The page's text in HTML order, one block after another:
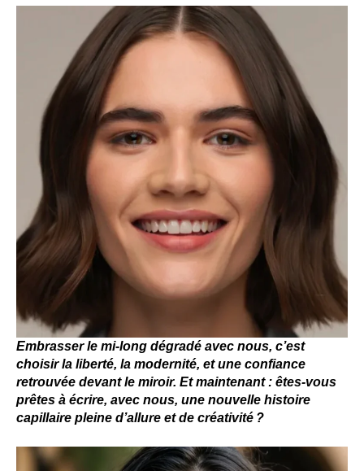
Embrasser le mi-long dégradé avec nous, c’est
choisir la liberté, la modernité, et une confiance
retrouvée devant le miroir. Et maintenant : êtes-vous
prêtes à écrire, avec nous, une nouvelle histoire
capillaire pleine d’allure et de créativité ?